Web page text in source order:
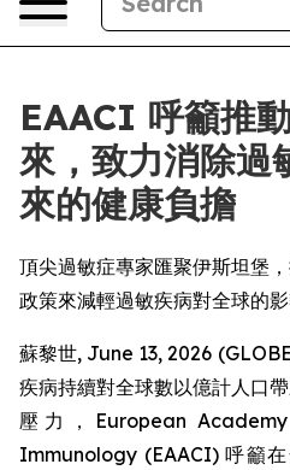
EAACI 呼籲推
來，致力消除過
來的健康負擔
頂尖過敏症專家匯聚伊斯坦堡
政策來減輕過敏疾病對全球的
蘇黎世, June 13, 2026
疾病持續對全球數以億計人口
壓力，European
Immunology (EAACI) 呼籲